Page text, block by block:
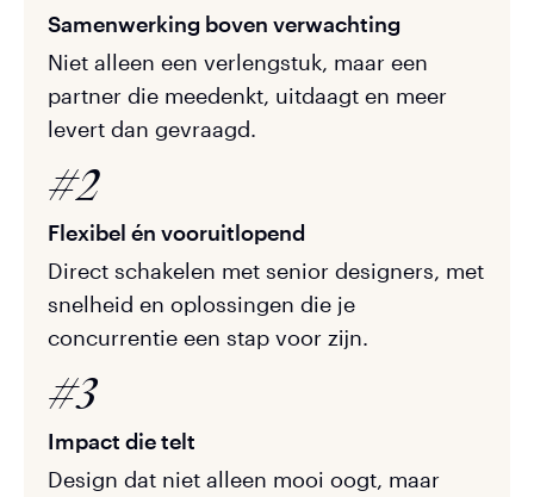
Samenwerking boven verwachting
Niet alleen een verlengstuk, maar een
partner die meedenkt, uitdaagt en meer
levert dan gevraagd.
#2
Flexibel én vooruitlopend
Direct schakelen met senior designers, met
snelheid en oplossingen die je
concurrentie een stap voor zijn.
#3
Impact die telt
Design dat niet alleen mooi oogt, maar